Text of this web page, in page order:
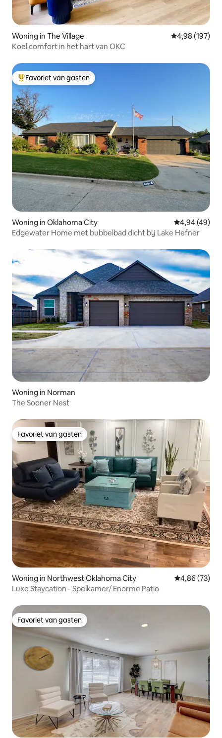
Woning in The Village Gemiddelde
4,98 (197)
Koel comfort in het hart van OKC
Topfavoriet van gasten
Favoriet van gasten
Woning in Oklahoma City Gemiddelde
4,94 (49)
Edgewater Home met bubbelbad dicht bij Lake Hefner
Woning in Norman
The Sooner Nest
Favoriet van gasten
Favoriet van gasten
Woning in Northwest Oklahoma City Gemiddelde
4,86 (73)
Luxe Staycation - Spelkamer/ Enorme Patio
Favoriet van gasten
Favoriet van gasten